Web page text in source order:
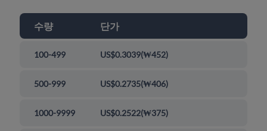
수량 단가
100-499 US$0.3039(₩452)
500-999 US$0.2735(₩406)
1000-9999 US$0.2522(₩375)